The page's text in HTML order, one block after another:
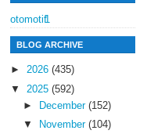
otomotif1
BLOG ARCHIVE
► 2026 (435)
▼ 2025 (592)
►
December (152)
▼
November (104)